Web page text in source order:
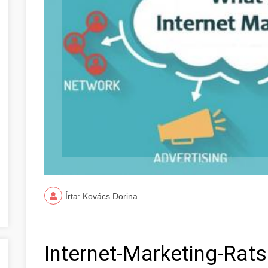
Írta: Kovács Dorina
Internet-Marketing-